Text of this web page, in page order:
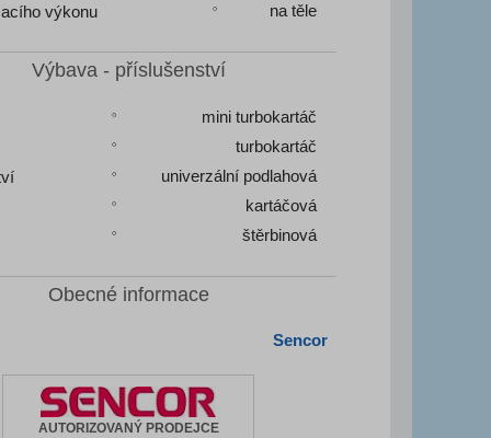
výkonu na těle
Výbava - příslušenství
mini turbokartáč
turbokartáč
univerzální podlahová
kartáčová
štěrbinová
Obecné informace
Sencor
AUTORIZOVANÝ PRODEJCE